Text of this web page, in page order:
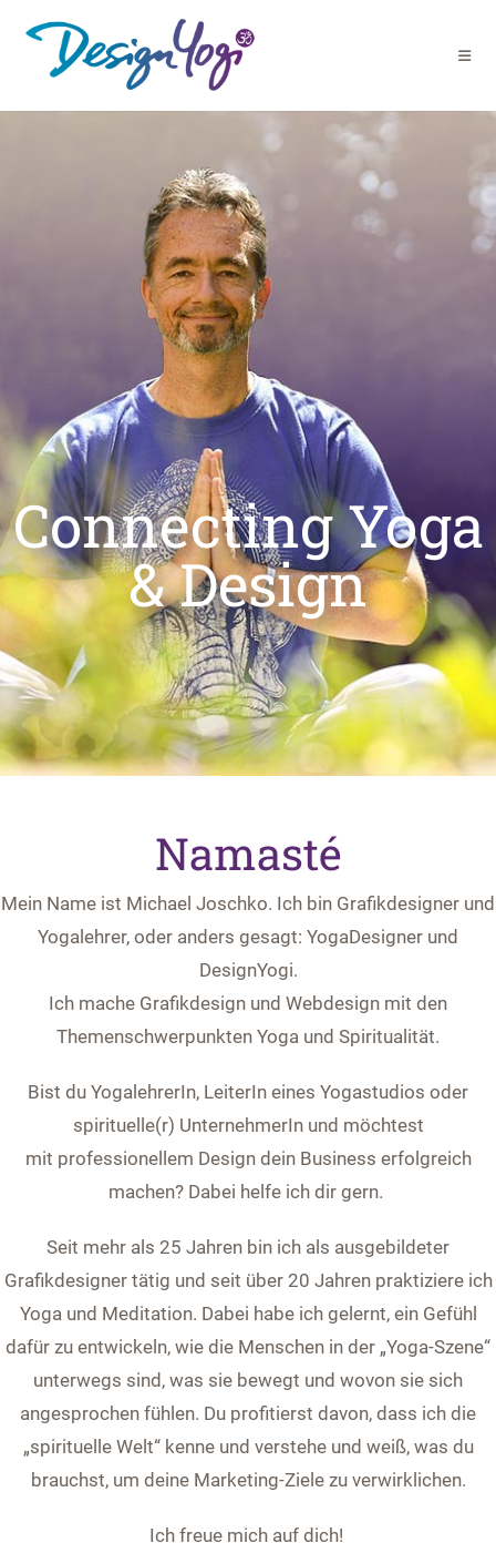
Connecting Yoga
& Design
Namasté
Mein Name ist Michael Joschko. Ich bin Grafikdesigner und
Yogalehrer, oder anders gesagt: YogaDesigner und
DesignYogi.
Ich mache Grafikdesign und Webdesign mit den
Themenschwerpunkten Yoga und Spiritualität.
Bist du YogalehrerIn, LeiterIn eines Yogastudios oder
spirituelle(r) UnternehmerIn und möchtest
mit professionellem Designdein Business erfolgreich
machen? Dabei helfe ich dir gern.
Seit mehr als 25 Jahren bin ich als ausgebildeter
Grafikdesigner tätig und seit über 20 Jahren praktiziere ich
Yoga und Meditation. Dabei habe ich gelernt, ein Gefühl
dafür zu entwickeln, wie die Menschen in der „Yoga-Szene“
unterwegs sind, was sie bewegt und wovon sie sich
angesprochen fühlen. Du profitierst davon, dass ich die
„spirituelle Welt“ kenne und verstehe und weiß, was du
brauchst, um deine Marketing-Ziele zu verwirklichen.
Ich freue mich auf dich!